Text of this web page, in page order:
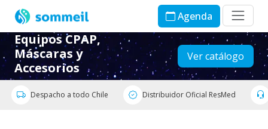
Agenda
Equipos CPAP,
Máscaras y
Accesorios
Ver catálogo
Despacho a todo Chile Distribuidor Oficial ResMed